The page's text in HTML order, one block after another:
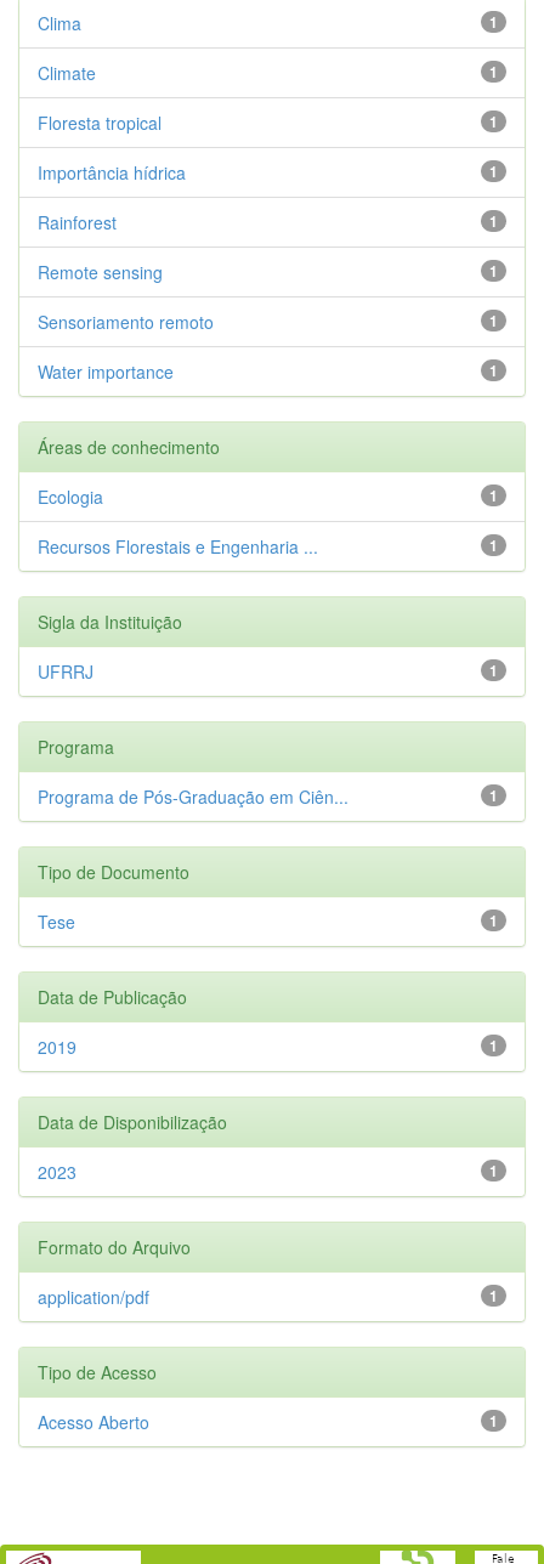
1
Clima
1
Climate
1
Floresta tropical
1
Importância hídrica
1
Rainforest
1
Remote sensing
1
Sensoriamento remoto
1
Water importance
Áreas de conhecimento
1
Ecologia
1
Recursos Florestais e Engenharia ...
Sigla da Instituição
1
UFRRJ
Programa
1
Programa de Pós-Graduação em Ciên...
Tipo de Documento
1
Tese
Data de Publicação
1
2019
Data de Disponibilização
1
2023
Formato do Arquivo
1
application/pdf
Tipo de Acesso
1
Acesso Aberto